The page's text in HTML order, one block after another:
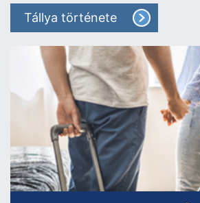
Tállya története